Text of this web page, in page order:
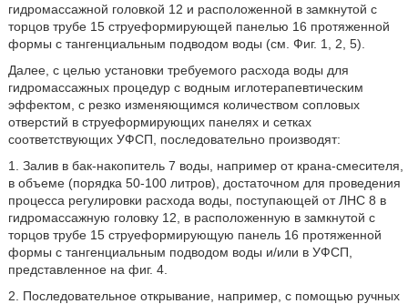
гидромассажной головкой 12 и расположенной в замкнутой с
торцов трубе 15 струеформирующей панелью 16 протяженной
формы с тангенциальным подводом воды (см. Фиг. 1, 2, 5).
Далее, с целью установки требуемого расхода воды для
гидромассажных процедур с водным иглотерапевтическим
эффектом, с резко изменяющимся количеством сопловых
отверстий в струеформирующих панелях и сетках
соответствующих УФСП, последовательно производят:
1. Залив в бак-накопитель 7 воды, например от крана-смесителя,
в объеме (порядка 50-100 литров), достаточном для проведения
процесса регулировки расхода воды, поступающей от ЛНС 8 в
гидромассажную головку 12, в расположенную в замкнутой с
торцов трубе 15 струеформирующую панель 16 протяженной
формы с тангенциальным подводом воды и/или в УФСП,
представленное на фиг. 4.
2. Последовательное открывание, например, с помощью ручных